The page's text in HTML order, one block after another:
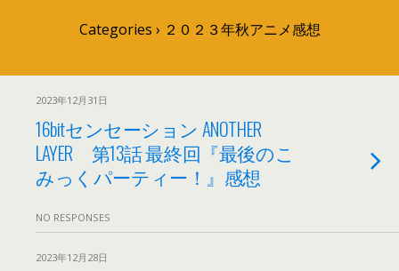
Categories › ２０２３年秋アニメ感想
2023年12月31日
16bitセンセーション ANOTHER
LAYER 第13話 最終回『最後のこ
みっくパーティー！』感想
NO RESPONSES
2023年12月28日